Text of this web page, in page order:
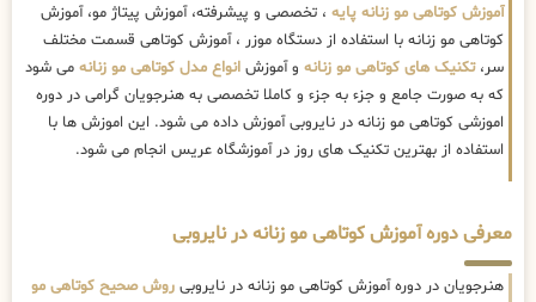
آموزش کوتاهی مو زنانه پایه ، تخصصی و پیشرفته، آموزش پیتاژ مو، آموزش
کوتاهی مو زنانه با استفاده از دستگاه موزر ، آموزش کوتاهی قسمت مختلف
سر،تکنیک های کوتاهی مو زنانه و آموزش انواع مدل کوتاهی مو زنانه می شود
که به صورت جامع و جزء به جزء و کاملا تخصصی به هنرجویان گرامی در دوره
اموزشی کوتاهی مو زنانه در نایروبی آموزش داده می شود. این اموزش ها با
استفاده از بهترین تکنیک های روز در آموزشگاه عریس انجام می شود.
معرفی دوره آموزش کوتاهی مو زنانه در نایروبی
هنرجویان در دوره آموزش کوتاهی مو زنانه در نایروبی روش صحیح کوتاهی مو